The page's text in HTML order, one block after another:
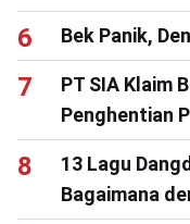
Bek Panik,
PT SIA Klaim
Penghentian
13 Lagu
Bagaimana